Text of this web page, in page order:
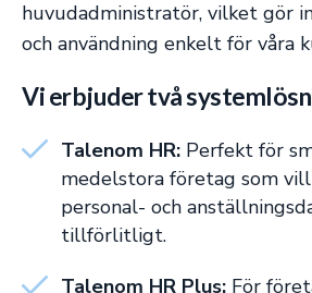
huvudadministratör, vilket gör
och användning enkelt för våra
Vi erbjuder två
Talenom HR: Perfekt för
medelstora företag som
personal- och
tillförlitligt.
Talenom HR Plus: För